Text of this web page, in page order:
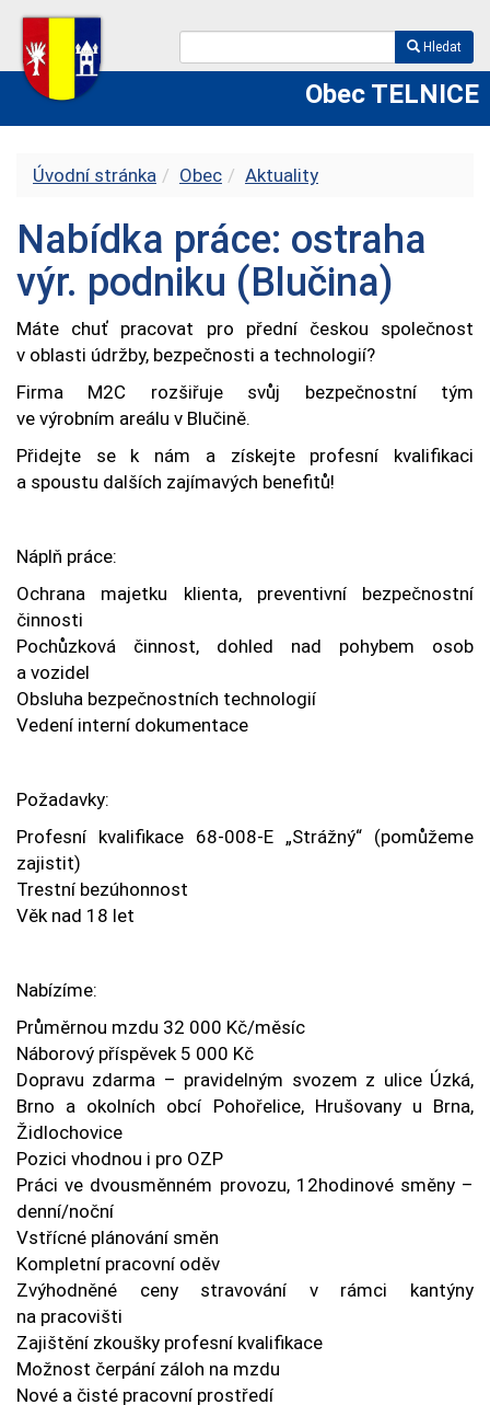
Hledat
Obec TELNICE
Úvodní stránka Obec Aktuality
Nabídka práce: ostraha
výr. podniku (Blučina)
Máte chuť pracovat pro přední českou společnost
v oblasti údržby, bezpečnosti a technologií?
Firma M2C rozšiřuje svůj bezpečnostní tým
ve výrobním areálu v Blučině.
Přidejte se k nám a získejte profesní kvalifikaci
a spoustu dalších zajímavých benefitů!
Náplň práce:
Ochrana majetku klienta, preventivní bezpečnostní
činnosti
Pochůzková činnost, dohled nad pohybem osob
a vozidel
Obsluha bezpečnostních technologií
Vedení interní dokumentace
Požadavky:
Profesní kvalifikace 68-008-E „Strážný“ (pomůžeme
zajistit)
Trestní bezúhonnost
Věk nad 18 let
Nabízíme:
Průměrnou mzdu 32 000 Kč/měsíc
Náborový příspěvek 5 000 Kč
Dopravu zdarma – pravidelným svozem z ulice Úzká,
Brno a okolních obcí Pohořelice, Hrušovany u Brna,
Židlochovice
Pozici vhodnou i pro OZP
Práci ve dvousměnném provozu, 12hodinové směny –
denní/noční
Vstřícné plánování směn
Kompletní pracovní oděv
Zvýhodněné ceny stravování v rámci kantýny
na pracovišti
Zajištění zkoušky profesní kvalifikace
Možnost čerpání záloh na mzdu
Nové a čisté pracovní prostředí